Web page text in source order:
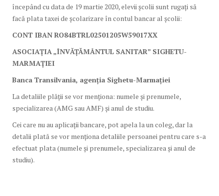
începând cu data de 19 martie 2020, elevii școlii sunt rugați să
facă plata taxei de școlarizare în contul bancar al școlii:
CONT IBAN RO84BTRL02501205W59017XX
ASOCIAȚIA „ÎNVĂȚĂMÂNTUL SANITAR” SIGHETU-
MARMAȚIEI
Banca Transilvania, agenția Sighetu-Marmației
La detaliile plății se vor menționa: numele și prenumele,
specializarea (AMG sau AMF) și anul de studiu.
Cei care nu au aplicații bancare, pot apela la un coleg, dar la
detalii plată se vor menționa detaliile persoanei pentru care s-a
efectuat plata (numele și prenumele, specializarea și anul de
studiu).